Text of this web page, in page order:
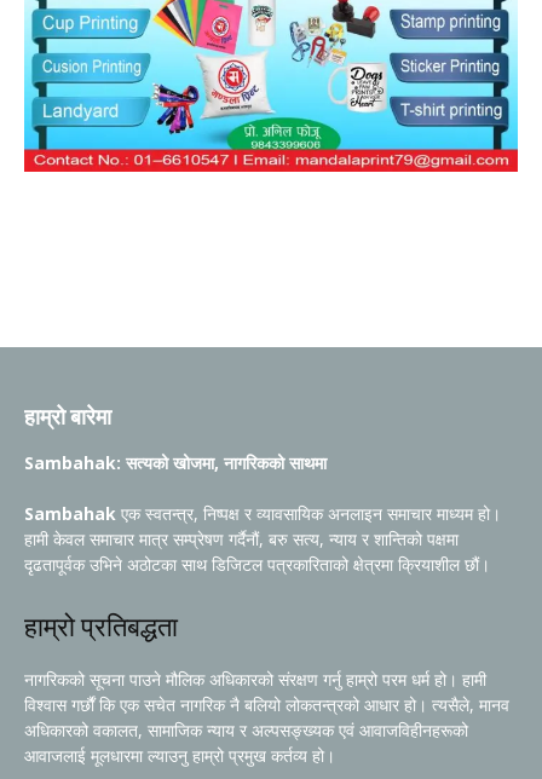
हाम्रो बारेमा
Sambahak: सत्यको खोजमा, नागरिकको साथमा
Sambahak एक स्वतन्त्र, निष्पक्ष र व्यावसायिक अनलाइन समाचार माध्यम हो।
हामी केवल समाचार मात्र सम्प्रेषण गर्दैनौं, बरु सत्य, न्याय र शान्तिको पक्षमा
दृढतापूर्वक उभिने अठोटका साथ डिजिटल पत्रकारिताको क्षेत्रमा क्रियाशील छौं।
हाम्रो प्रतिबद्धता
नागरिकको सूचना पाउने मौलिक अधिकारको संरक्षण गर्नु हाम्रो परम धर्म हो। हामी
विश्वास गर्छौं कि एक सचेत नागरिक नै बलियो लोकतन्त्रको आधार हो। त्यसैले, मानव
अधिकारको वकालत, सामाजिक न्याय र अल्पसङ्ख्यक एवं आवाजविहीनहरूको
आवाजलाई मूलधारमा ल्याउनु हाम्रो प्रमुख कर्तव्य हो।